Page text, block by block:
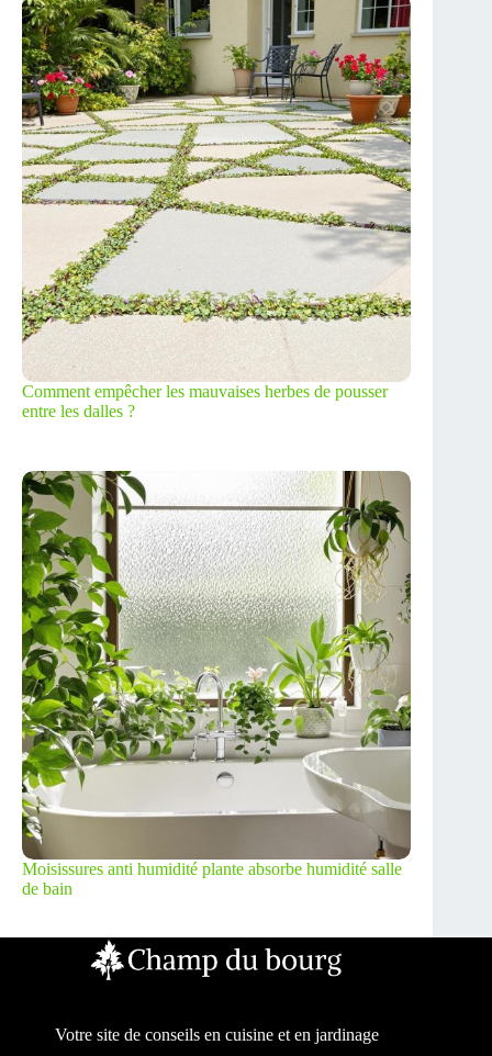
Comment empêcher les mauvaises herbes de pousser
entre les dalles ?
Moisissures anti humidité plante absorbe humidité salle
de bain
Votre site de conseils en cuisine et en jardinage